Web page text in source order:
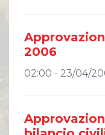
2006
02:00 - 23/04/